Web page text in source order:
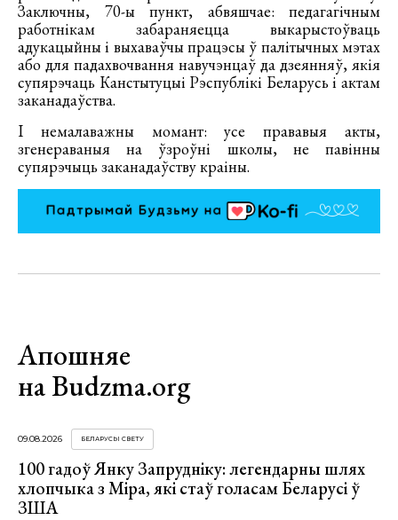
Заключны, 70-ы пункт, абвяшчае: педагагічным
работнікам забараняецца выкарыстоўваць
адукацыйны і выхаваўчы працэсы ў палітычных мэтах
або для падахвочвання навучэнцаў да дзеянняў, якія
супярэчаць Канстытуцыі Рэспублікі Беларусь і актам
заканадаўства.
І немалаважны момант: усе прававыя акты,
згенераваныя на ўзроўні школы, не павінны
супярэчыць заканадаўству краіны.
Апошняе
на Budzma.org
09.08.2026 БЕЛАРУСЫ СВЕТУ
100 гадоў Янку Запрудніку: легендарны шлях
хлопчыка з Міра, які стаў голасам Беларусі ў
ЗША